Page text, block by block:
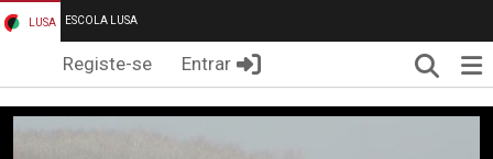
LUSA ESCOLA LUSA
Registe-se Entrar